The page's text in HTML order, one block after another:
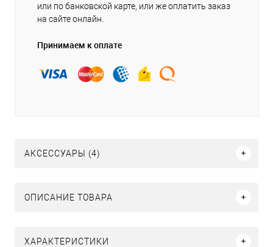
или по банковской карте, или же оплатить заказ
на сайте онлайн.
Принимаем к оплате
АКСЕССУАРЫ (4)
ОПИСАНИЕ ТОВАРА
ХАРАКТЕРИСТИКИ